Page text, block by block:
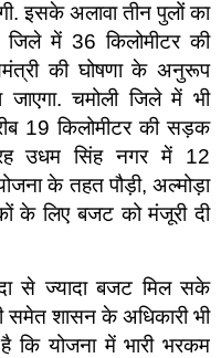
इसके अलावा तीन पुलों का
जिले में 36 किलोमीटर की
की घोषणा के अनुरूप
चमोली जिले में भी
19 किलोमीटर की सड़क
उधम सिंह नगर में 12
योजना के तहत पौड़ी, अल्मोड़ा
के लिए बजट को मंजूरी दी
से ज्यादा बजट मिल सके
समेत शासन के अधिकारी भी
कि योजना में भारी भरकम